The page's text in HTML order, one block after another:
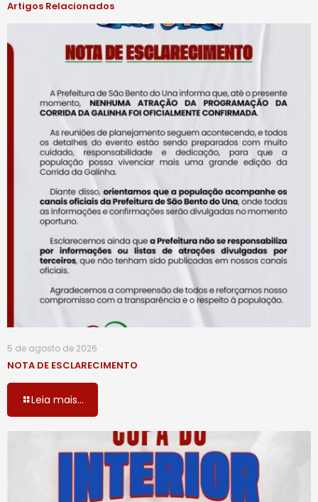
Artigos Relacionados
5 de agosto de 2026
NOTA DE ESCLARECIMENTO
Leia mais...